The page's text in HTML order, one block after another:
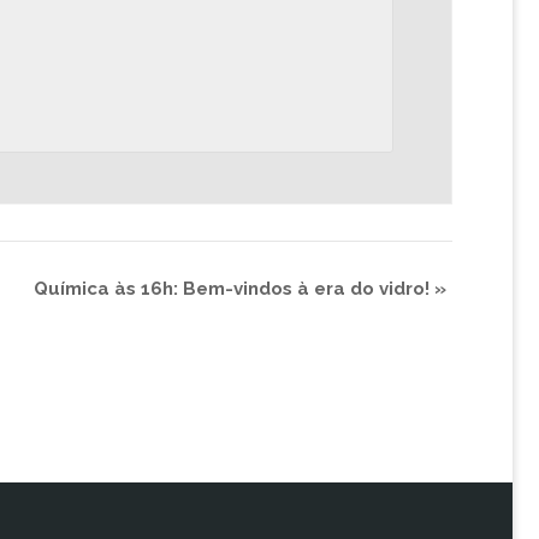
Química às 16h: Bem-vindos à era do vidro! »